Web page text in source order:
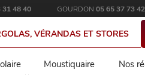
31 48 40 GOURDON05 65 37 73 42
VÉRANDAS ET STORES
Moustiquaire Nos